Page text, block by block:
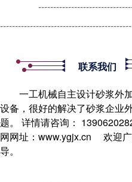
联系我们
一工机械自主设计砂浆外
设备，很好的解决了砂浆企业
题。 详情请咨询：
网网址：www.ygjx.cn 欢迎
导。